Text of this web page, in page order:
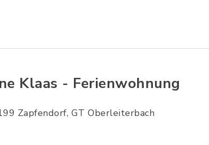
Klaas - Ferienwohnung
Zapfendorf, GT Oberleiterbach